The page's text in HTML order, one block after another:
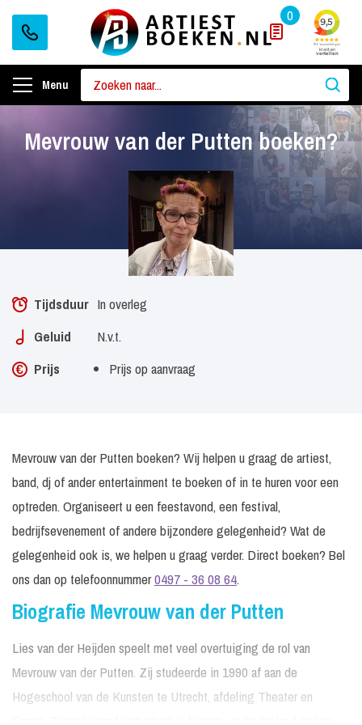
0
Menu
Mevrouw van der Putten boeken?
Tijdsduur In overleg
Geluid
N.v.t.
Prijs
Prijs op aanvraag
Mevrouw van der Putten boeken? Wij helpen u graag de artiest,
band, dj of ander entertainment te boeken of in te huren voor een
optreden. Organiseert u een feestavond, een festival,
bedrijfsevenement of andere bijzondere gelegenheid? Wat de
gelegenheid ook is, we helpen u graag verder. Direct boeken? Bel
ons dan op telefoonnummer0497 - 36 08 64.
Biografie Mevrouw van der Putten
Lies van der Heijden speelt met veel overtuiging de rol van
Mevrouw van der Putten. Zij studeerde in 1990 af aan de
Hogeschool van de Kunsten te Utrecht, afdeling Theater en